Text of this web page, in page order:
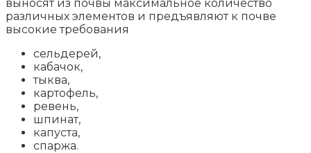
выносят из почвы максимальное количество
различных элементов и предъявляют к почве
высокие требования
сельдерей,
кабачок,
тыква,
картофель,
ревень,
шпинат,
капуста,
спаржа.